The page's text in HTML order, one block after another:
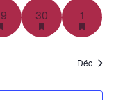
évènements,5 évènements,
30 1
1
Déc